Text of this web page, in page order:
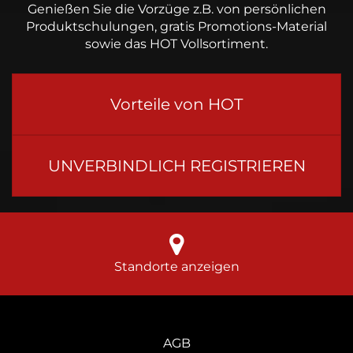
Genießen Sie die Vorzüge z.B. von persönlichen
Produktschulungen, gratis Promotions-Material
sowie das HOT Vollsortiment.
Vorteile von HOT
UNVERBINDLICH REGISTRIEREN
Standorte anzeigen
AGB